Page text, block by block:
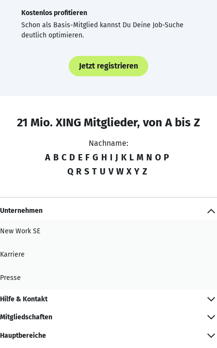
Kostenlos profitieren
Schon als Basis-Mitglied kannst Du Deine Job-Suche
deutlich optimieren.
Jetzt registrieren
21 Mio. XING Mitglieder, von A bis Z
Nachname:
A B C D E F G H I J K L M N O P
Q R S T U V W X Y Z
Unternehmen
New Work SE
Karriere
Presse
Hilfe & Kontakt
Mitgliedschaften
Hauptbereiche